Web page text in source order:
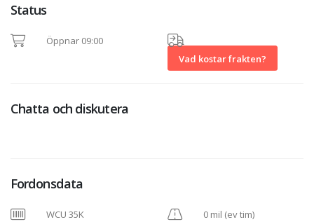
Status
Öppnar 09:00
Vad kostar frakten?
Chatta och diskutera
Fordonsdata
WCU 35K
0 mil (ev tim)